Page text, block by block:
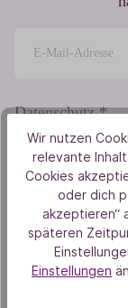
Datenschutz *
Ich habe die
genommen
einverstanden.
Wir nutzen
relevante
Cookies
oder dich
akzeptieren“
späteren
Einstellungen